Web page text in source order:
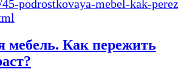
мебель. Как пережить